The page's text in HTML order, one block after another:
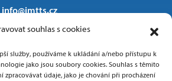
souhlas s cookies
služby, používáme k ukládání a/nebo přístupu k
jako jsou soubory cookies. Souhlas s těmito
zpracovávat údaje, jako je chování při procházení
info@imtts.cz
Valašské Meziříčí, 757 01